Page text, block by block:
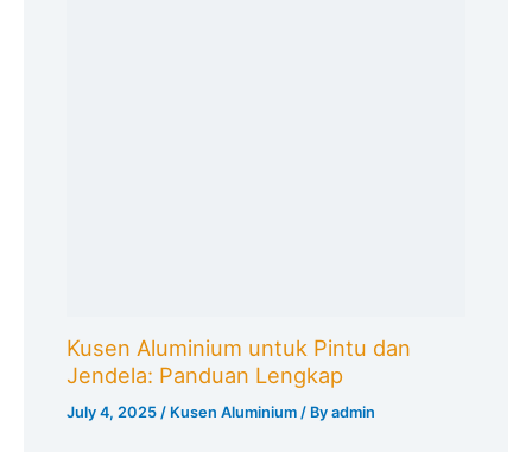
Kusen Aluminium untuk Pintu dan
Jendela: Panduan Lengkap
July 4, 2025 / Kusen Aluminium / Byadmin